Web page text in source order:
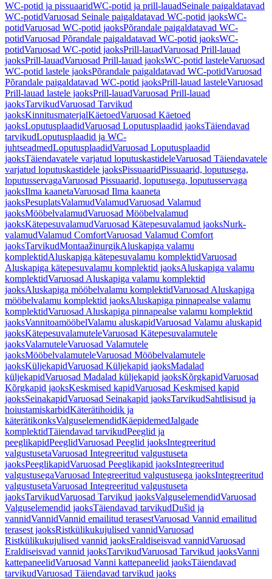
WC-potid ja pissuaaridWC-potid ja prill-lauadSeinale paigaldatavad
WC-potidVaruosad Seinale paigaldatavad WC-potid jaoksWC-
potidVaruosad WC-potid jaoksPõrandale paigaldatavad WC-
potidVaruosad Põrandale paigaldatavad WC-potid jaoksWC-
potidVaruosad WC-potid jaoksPrill-lauadVaruosad Prill-lauad
jaoksPrill-lauadVaruosad Prill-lauad jaoksWC-potid lasteleVaruosad
WC-potid lastele jaoksPõrandale paigaldatavad WC-potidVaruosad
Põrandale paigaldatavad WC-potid jaoksPrill-lauad lasteleVaruosad
Prill-lauad lastele jaoksPrill-lauadVaruosad Prill-lauad
jaoksTarvikudVaruosad Tarvikud
jaoksKinnitusmaterjalKäetoedVaruosad Käetoed
jaoksLoputusplaadidVaruosad Loputusplaadid jaoksTäiendavad
tarvikudLoputusplaadid ja WC-
juhtseadmedLoputusplaadidVaruosad Loputusplaadid
jaoksTäiendavatele varjatud loputuskastideleVaruosad Täiendavatele
varjatud loputuskastidele jaoksPissuaaridPissuaarid, loputusega,
loputusservagaVaruosad Pissuaarid, loputusega, loputusservaga
jaoksIlma kaanetaVaruosad Ilma kaaneta
jaoksPesuplatsValamudValamudVaruosad Valamud
jaoksMööbelvalamudVaruosad Mööbelvalamud
jaoksKätepesuvalamudVaruosad Kätepesuvalamud jaoksNurk-
valamudValamud ComfortVaruosad Valamud Comfort
jaoksTarvikudMontaažinurgikAluskapiga valamu
komplektidAluskapiga kätepesuvalamu komplektidVaruosad
Aluskapiga kätepesuvalamu komplektid jaoksAluskapiga valamu
komplektidVaruosad Aluskapiga valamu komplektid
jaoksAluskapiga mööbelvalamu komplektidVaruosad Aluskapiga
mööbelvalamu komplektid jaoksAluskapiga pinnapealse valamu
komplektidVaruosad Aluskapiga pinnapealse valamu komplektid
jaoksVannitoamööbelValamu aluskapidVaruosad Valamu aluskapid
jaoksKätepesuvalamuteleVaruosad Kätepesuvalamutele
jaoksValamuteleVaruosad Valamutele
jaoksMööbelvalamuteleVaruosad Mööbelvalamutele
jaoksKüljekapidVaruosad Küljekapid jaoksMadalad
küljekapidVaruosad Madalad küljekapid jaoksKõrgkapidVaruosad
Kõrgkapid jaoksKeskmised kapidVaruosad Keskmised kapid
jaoksSeinakapidVaruosad Seinakapid jaoksTarvikudSahtlisisud ja
hoiustamiskarbidKäterätihoidik ja
käterätikonksValguselemendidKäepidemedJalgade
komplektidTäiendavad tarvikudPeeglid ja
peeglikapidPeeglidVaruosad Peeglid jaoksIntegreeritud
valgustusetaVaruosad Integreeritud valgustuseta
jaoksPeeglikapidVaruosad Peeglikapid jaoksIntegreeritud
valgustusegaVaruosad Integreeritud valgustusega jaoksIntegreeritud
valgustusetaVaruosad Integreeritud valgustuseta
jaoksTarvikudVaruosad Tarvikud jaoksValguselemendidVaruosad
Valguselemendid jaoksTäiendavad tarvikudDušid ja
vannidVannidVannid emailitud terasestVaruosad Vannid emailitud
terasest jaoksRistkülikukujulised vannidVaruosad
Ristkülikukujulised vannid jaoksEraldiseisvad vannidVaruosad
Eraldiseisvad vannid jaoksTarvikudVaruosad Tarvikud jaoksVanni
kattepaneelidVaruosad Vanni kattepaneelid jaoksTäiendavad
tarvikudVaruosad Täiendavad tarvikud jaoks